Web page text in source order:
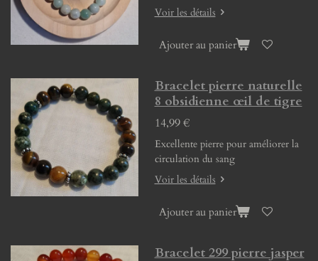
Voir les détails
Ajouter au panier
Bracelet pierre naturelle
8 obsidienne œil de tigre
14,99 €
Excellente pierre pour améliorer la
circulation du sang
Voir les détails
Ajouter au panier
Bracelet 299 pierre jasper